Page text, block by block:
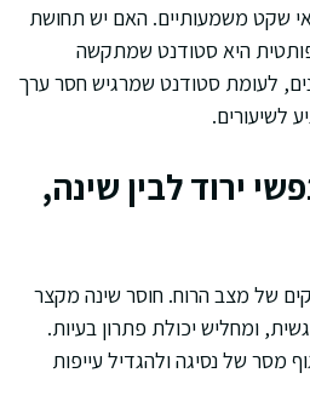
שקט משמעותיים. האם יש תחושת
היא סטודנט שמתקשה
לעומת סטודנט שמרגיש חסר ערך
לשיעורים.
ירוד לבין שינה,
של מצב הרוח. חוסר שינה מקצר
ומחליש יכולת פתרון בעיות.
מסר של נסיגה ולהגדיל עייפות